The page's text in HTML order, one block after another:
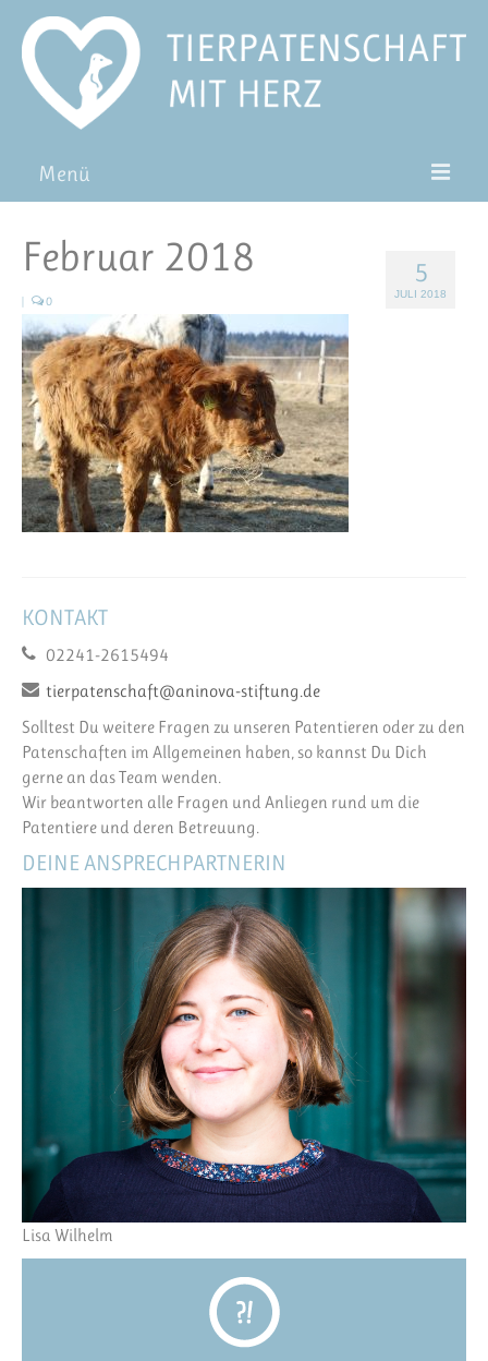
Menü
Pat*in werden
Patenschaft verschenken
Blog
FAQ
5
JULI 2018
Februar 2018
| 0
KONTAKT
02241-2615494
tierpatenschaft@aninova-stiftung.de
Solltest Du weitere Fragen zu unseren Patentieren oder zu den
Patenschaften im Allgemeinen haben, so kannst Du Dich
gerne an das Team wenden.
Wir beantworten alle Fragen und Anliegen rund um die
Patentiere und deren Betreuung.
DEINE ANSPRECHPARTNERIN
Lisa Wilhelm